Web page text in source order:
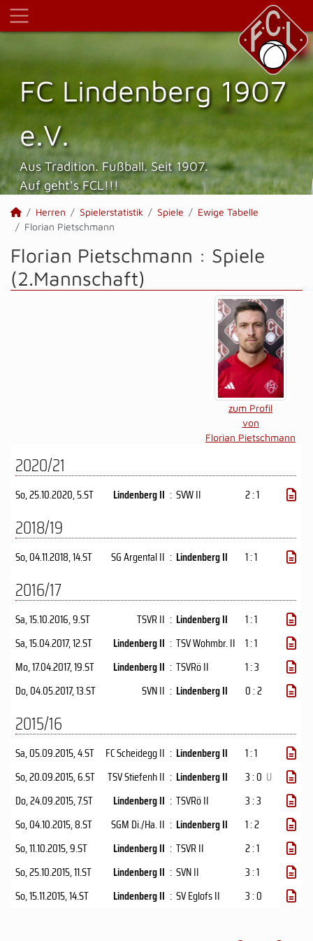
FC Lindenberg 1907
e.V.
Aus Tradition. Fußball. Seit 1907.
Auf geht's FCL!!!
Herren Spielerstatistik Spiele
Ewige Tabelle
Florian Pietschmann
Florian Pietschmann : Spiele
(2.Mannschaft)
zum Profil
von
Florian Pietschmann
2020/21
So, 25.10.2020, 5.ST Lindenberg II : SVW II 2 : 1
2018/19
So, 04.11.2018, 14.ST SG Argental II : Lindenberg II 1 : 1
2016/17
Sa, 15.10.2016, 9.ST TSVR II : Lindenberg II
1 : 1
Sa, 15.04.2017, 12.ST Lindenberg II : TSV Wohmbr. II 1 : 1
Mo, 17.04.2017, 19.ST Lindenberg II : TSVRö II
1 : 3
Do, 04.05.2017, 13.ST SVN II : Lindenberg II 0 : 2
2015/16
Sa, 05.09.2015, 4.ST FC Scheidegg II : Lindenberg II
1 : 1
So, 20.09.2015, 6.ST TSV Stiefenh II : Lindenberg II 3 : 0 U
Do, 24.09.2015, 7.ST Lindenberg II : TSVRö II
3 : 3
So, 04.10.2015, 8.ST SGM Di./Ha. II : Lindenberg II
1 : 2
So, 11.10.2015, 9.ST Lindenberg II : TSVR II
2 : 1
So, 25.10.2015, 11.ST Lindenberg II : SVN II
3 : 1
So, 15.11.2015, 14.ST Lindenberg II : SV Eglofs II 3 : 0